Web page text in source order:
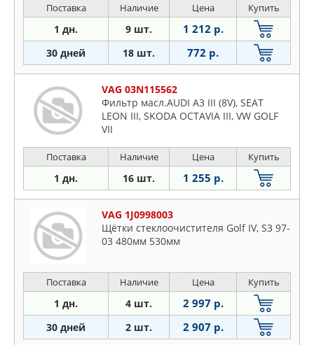
Поставка Наличие Цена Купить
1 дн. 9 шт. 1 212 р.
30 дней 18 шт. 772 р.
VAG 03N115562
Фильтр масл.AUDI A3 III (8V), SEAT
LEON III, SKODA OCTAVIA III, VW GOLF
VII
Поставка Наличие Цена Купить
1 дн. 16 шт. 1 255 р.
VAG 1J0998003
Щётки стеклоочистителя Golf IV, S3 97-
03 480мм 530мм
Поставка Наличие Цена Купить
1 дн. 4 шт. 2 997 р.
30 дней 2 шт. 2 907 р.